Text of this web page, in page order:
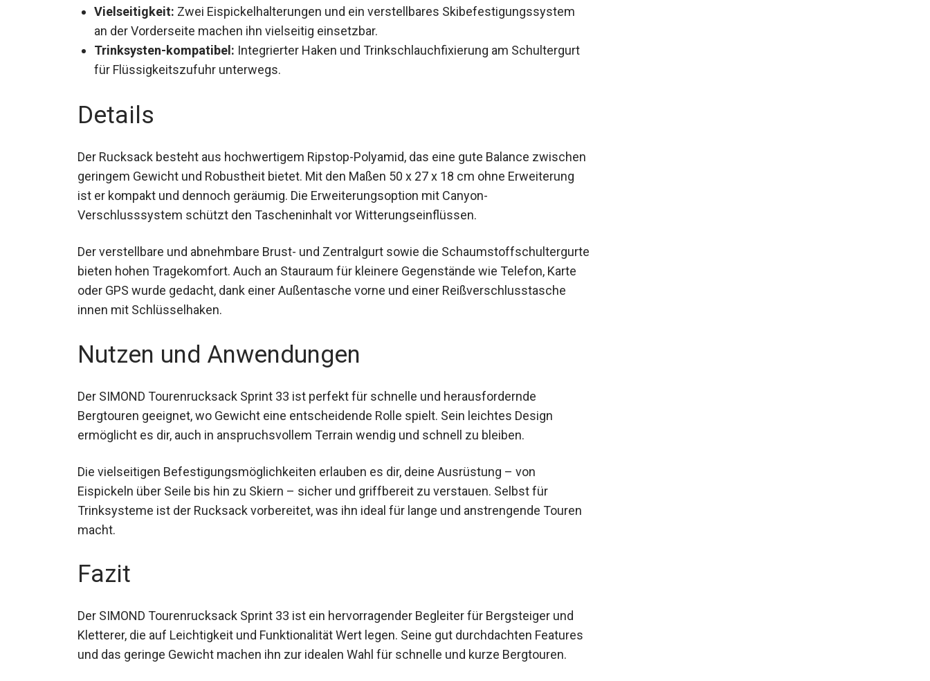
Tragen.
Vielseitigkeit:Zwei Eispickelhalterungen und ein verstellbares Skibefestigungssystem
an der Vorderseite machen ihn vielseitig einsetzbar.
Trinksysten-kompatibel:Integrierter Haken und Trinkschlauchfixierung am Schultergurt
Details
Der Rucksack besteht aus hochwertigem Ripstop-Polyamid, das eine gute Balance
zwischen geringem Gewicht und Robustheit bietet. Mit den Maßen 50 x 27 x 18 cm ohne
Erweiterung ist er kompakt und dennoch geräumig. Die Erweiterungsoption mit Canyon-
Der verstellbare und abnehmbare Brust- und Zentralgurt sowie die
Schaumstoffschultergurte bieten hohen Tragekomfort. Auch an Stauraum für kleinere
Gegenstände wie Telefon, Karte oder GPS wurde gedacht, dank einer Außentasche vorne
Nutzen und Anwendungen
Der SIMOND Tourenrucksack Sprint 33 ist perfekt für schnelle und herausfordernde
Bergtouren geeignet, wo Gewicht eine entscheidende Rolle spielt. Sein leichtes Design
Die vielseitigen Befestigungsmöglichkeiten erlauben es dir, deine Ausrüstung – von
Eispickeln über Seile bis hin zu Skiern – sicher und griffbereit zu verstauen. Selbst für
Trinksysteme ist der Rucksack vorbereitet, was ihn ideal für lange und anstrengende Touren
Fazit
Der SIMOND Tourenrucksack Sprint 33 ist ein hervorragender Begleiter für Bergsteiger und
Kletterer, die auf Leichtigkeit und Funktionalität Wert legen. Seine gut durchdachten